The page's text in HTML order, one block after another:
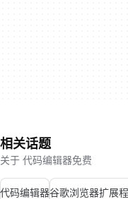
相关话题
关于 代码编辑器免费
代码编辑器谷歌浏览器扩展